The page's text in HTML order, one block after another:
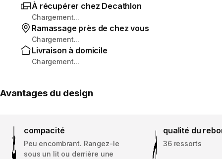
À récupérer chez Decathlon
Chargement...
Ramassage près de chez vous
Chargement...
Livraison à domicile
Chargement...
Avantages du design
compacité
Peu encombrant. Rangez-le
sous un lit ou derrière une
qualité du
36 ressorts